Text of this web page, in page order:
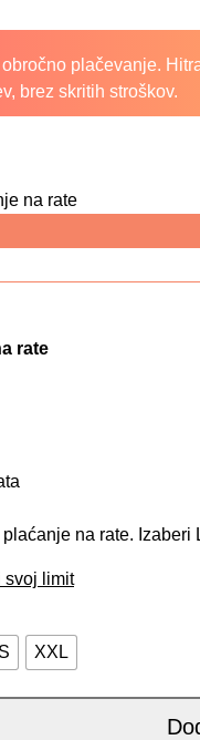
plačevanje.
brez skritih stroškov.
na rate
rate
na rate.
svoj limit
XXL
3 količina